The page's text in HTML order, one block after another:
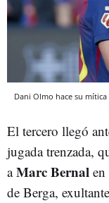
Dani Olmo hace su
El tercero llegó
jugada trenzada,
aMarc Bernal
de Berga,